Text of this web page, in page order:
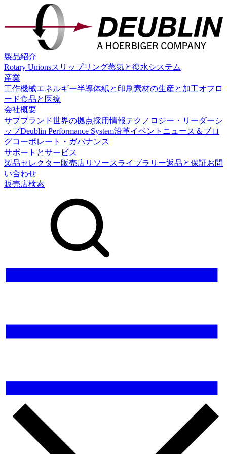
製品紹介
Rotary Unionsスリップリング蒸気と復水システム
産業
工作機械エネルギー半導体紙と印刷素材の生産と加工オフロ
ード食品と医療
会社概要
サブブランド世界の拠点採用情報テクノロジー・リーダーシ
ップDeublin Performance System沿革イベント ニュース＆ブロ
グコーポレート・ガバナンス
サポートとサービス
製品セレクター販売店リソースライブラリー返品と保証お問
い合わせ
販売店検索